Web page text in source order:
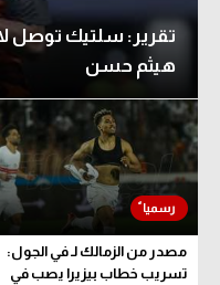
تقرير: سلتيك توصل
هيثم حسن
مصدر من الزمالك لـ في الجول:
تسريب خطاب بيزيرا يصب في